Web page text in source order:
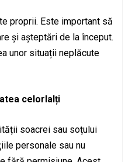
proprii. Este important să
și așteptări de la început.
unor situații neplăcute
celorlalți
soacrei sau soțului
personale sau nu